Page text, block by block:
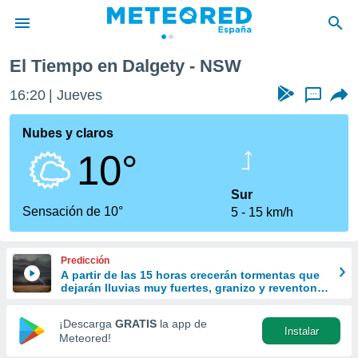
de
por
que se
calidad.
a este
las
y
forma
digital
basada
El Tiempo en Dalgety - NSW
16:20 Jueves ...
Nubes y claros
10°
Sensación de 10°
Sur
5
15 km/h
Predicción
A partir de las 15 horas crecerán tormentas que
dejarán lluvias muy fuertes, granizo y reventones
¡Descarga GRATIS la app de
Meteored!
Instalar